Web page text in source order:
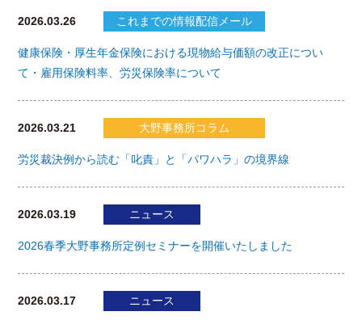
2026.03.26 これまでの情報配信メール
健康保険・厚生年金保険における現物給与価額の改正につい
て・雇用保険料率、労災保険率について
2026.03.21 大野事務所コラム
労災裁決例から読む「叱責」と「パワハラ」の境界線
2026.03.19 ニュース
2026春季大野事務所定例セミナーを開催いたしました
2026.03.17 ニュース